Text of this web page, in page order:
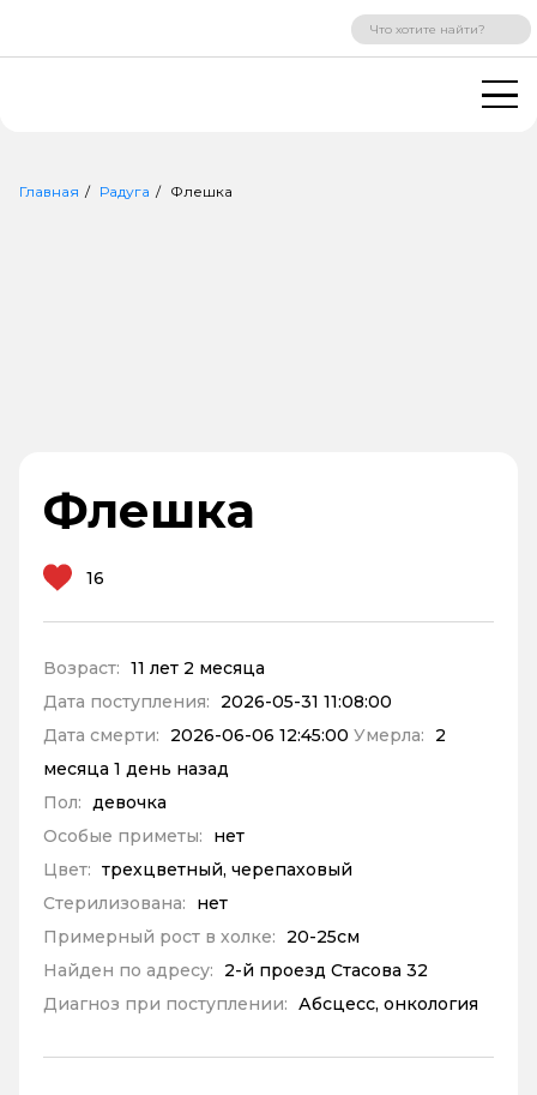
ВХОД РЕГИСТРАЦИЯ
Главная Радуга Флешка
Флешка
16
Возраст: 11 лет 2 месяца
Дата поступления:
2026-05-31 11:08:00
Дата смерти:
2026-06-06 12:45:00 Умерла:
2
месяца 1 день назад
Пол: девочка
Особые приметы:
нет
Цвет: трехцветный, черепаховый
Стерилизована:
нет
Примерный рост в холке:
20-25см
Найден по адресу:
2-й проезд Стасова 32
Диагноз при поступлении: Абсцесс, онкология